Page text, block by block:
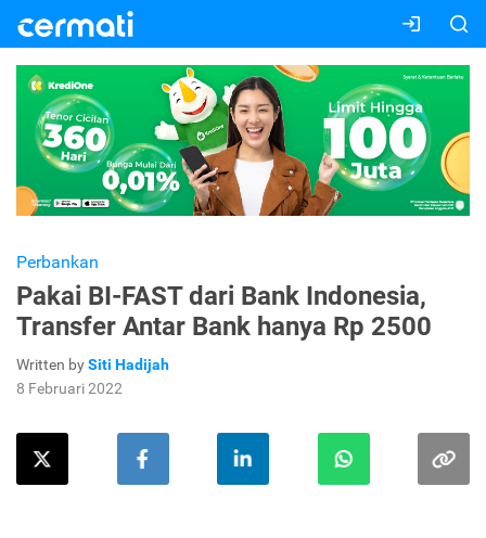
Perbankan
Pakai BI-FAST dari Bank Indonesia,
Transfer Antar Bank hanya Rp 2500
Written bySiti Hadijah
8 Februari 2022